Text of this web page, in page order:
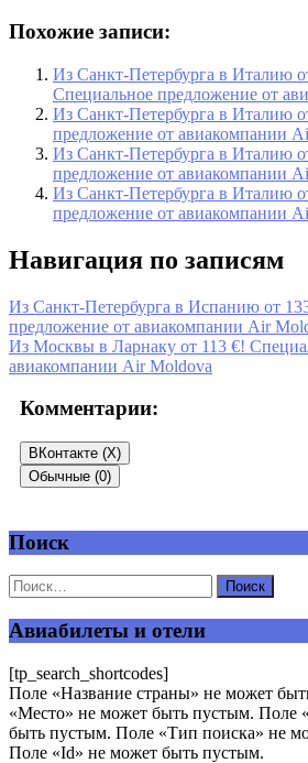
Похожие записи:
Из Санкт-Петербурга в Италию
Специальное предложение от
Из Санкт-Петербурга в Италию
предложение от авиакомпании
Из Санкт-Петербурга в Италию
предложение от авиакомпании
Из Санкт-Петербурга в Италию
предложение от авиакомпании
Навигация по записям
Из Санкт-Петербурга в Испанию от
предложение от авиакомпании Air
Из Москвы в Ларнаку от 113 €!
авиакомпании Air Moldova
Комментарии:
ВКонтакте (X)
Обычные (0)
Добавить комментарий
Ваш адрес email не будет опубликован.
Поиск
Авиабилеты и отели
[tp_search_shortcodes]
Поле «Название страны» не может
«Место» не может быть пустым. Поле
быть пустым. Поле «Тип поиска» не
Поле «Id» не может быть пустым.